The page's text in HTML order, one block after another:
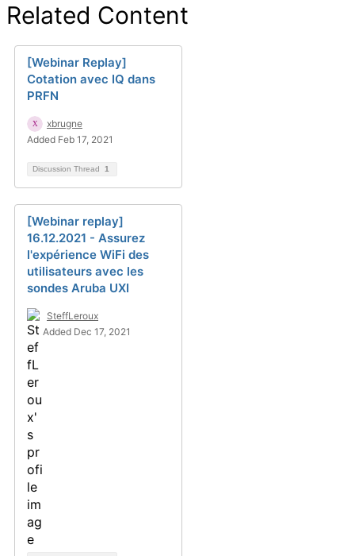
Related Content
[Webinar Replay]
Cotation avec IQ dans
PRFN
xbrugne
Added Feb 17, 2021
Discussion Thread 1
[Webinar replay]
16.12.2021 - Assurez
l'expérience WiFi des
utilisateurs avec les
sondes Aruba UXI
SteffLeroux
Added Dec 17, 2021